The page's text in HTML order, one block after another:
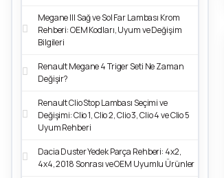
Megane III Sağ ve Sol Far Lambası Krom
Rehberi: OEM Kodları, Uyum ve Değişim
Bilgileri
Renault Megane 4 Triger Seti Ne Zaman
Değişir?
Renault Clio Stop Lambası Seçimi ve
Değişimi: Clio 1, Clio 2, Clio 3, Clio 4 ve Clio 5
Uyum Rehberi
Dacia Duster Yedek Parça Rehberi: 4x2,
4x4, 2018 Sonrası ve OEM Uyumlu Ürünler